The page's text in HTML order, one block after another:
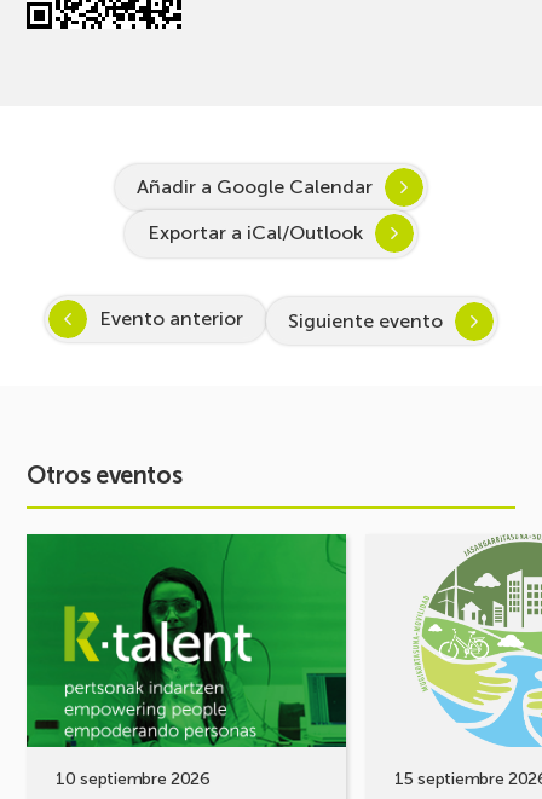
Añadir a Google Calendar
Exportar a iCal/Outlook
Evento anterior Siguiente evento
Otros eventos
10 septiembre 2026
STEAM
2027:
Despertando
vocación
15 septiembre
MOVILIDAD
¡Comparte
soluciones!